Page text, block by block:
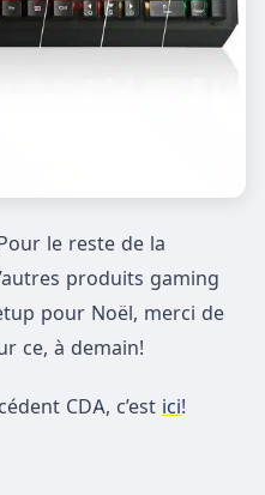
le reste de la
produits gaming
pour Noël, merci de
ce, à demain!
CDA, c’est ici!